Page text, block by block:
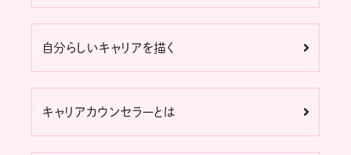
自分らしいキャリアを描く
キャリアカウンセラーとは